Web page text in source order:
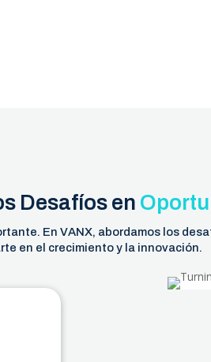
Desafíos en
En VANX, abordamos los
en el crecimiento y la innovación.